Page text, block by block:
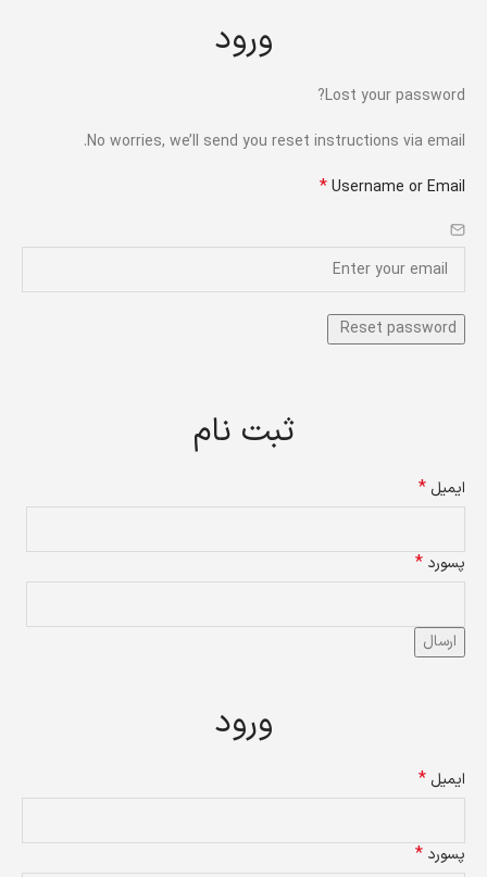
ورود
Lost your password?
No worries, we’ll send you reset instructions via email.
Username or Email
*
ثبت نام
ایمیل *
پسورد *
ارسال
ورود
ایمیل *
پسورد *